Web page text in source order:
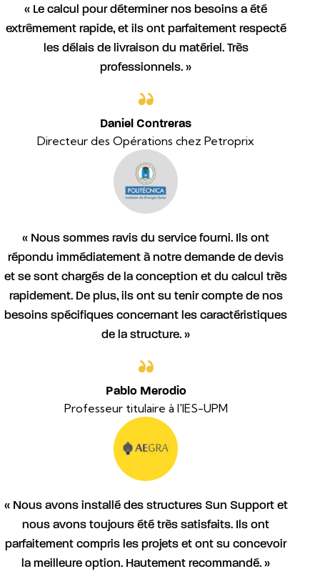
« Le calcul pour déterminer nos besoins a été
extrêmement rapide, et ils ont parfaitement respecté
les délais de livraison du matériel. Très
professionnels. »
Daniel Contreras
Directeur des Opérations chez Petroprix
« Nous sommes ravis du service fourni. Ils ont
répondu immédiatement à notre demande de devis
et se sont chargés de la conception et du calcul très
rapidement. De plus, ils ont su tenir compte de nos
besoins spécifiques concernant les caractéristiques
de la structure. »
Pablo Merodio
Professeur titulaire à l'IES-UPM
« Nous avons installé des structures Sun Support et
nous avons toujours été très satisfaits. Ils ont
parfaitement compris les projets et ont su concevoir
la meilleure option. Hautement recommandé. »